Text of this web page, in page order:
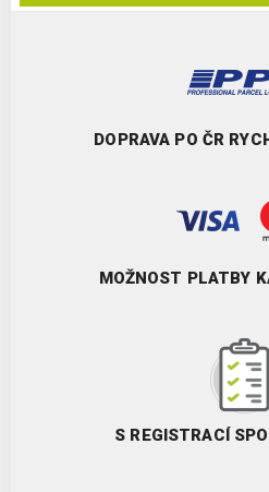
Kategorie: FC6A-CPU
DOPRAVA PO ČR
MOŽNOST PLATBY
S REGISTRACÍ